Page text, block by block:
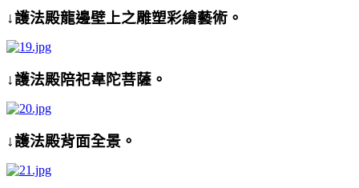
↓護法殿龍邊壁上之雕塑彩繪藝術。
↓護法殿陪祀韋陀菩薩。
↓護法殿背面全景。